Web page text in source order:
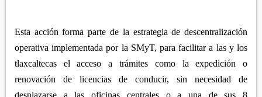
Esta acción forma parte de la estrategia de descentralización
operativa implementada por la SMyT, para facilitar a las y los
tlaxcaltecas el acceso a trámites como la expedición o
renovación de licencias de conducir, sin necesidad de
desplazarse a las oficinas centrales o a una de sus 8